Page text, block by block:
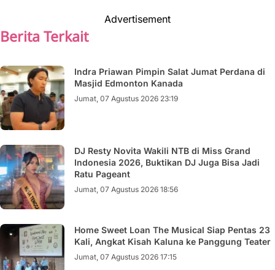
Advertisement
Berita Terkait
Indra Priawan Pimpin Salat Jumat Perdana di
Masjid Edmonton Kanada
Jumat, 07 Agustus 2026 23:19
DJ Resty Novita Wakili NTB di Miss Grand
Indonesia 2026, Buktikan DJ Juga Bisa Jadi
Ratu Pageant
Jumat, 07 Agustus 2026 18:56
Home Sweet Loan The Musical Siap Pentas 23
Kali, Angkat Kisah Kaluna ke Panggung Teater
Jumat, 07 Agustus 2026 17:15